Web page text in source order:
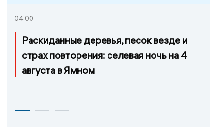
04:00
Раскиданные деревья, песок везде и
страх повторения: селевая ночь на 4
августа в Ямном